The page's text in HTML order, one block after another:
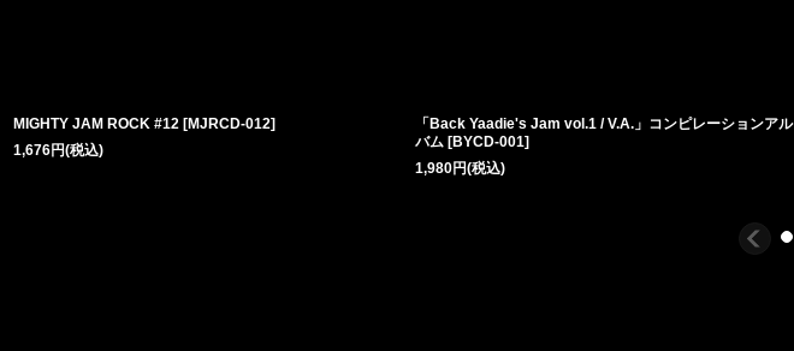
MIGHTY JAM ROCK #12 [MJRCD-012]
1,676円(税込)
「Back Yaadie's Jam vol.1 / V.A.」コンピレーションアル
バム [BYCD-001]
1,980円(税込)